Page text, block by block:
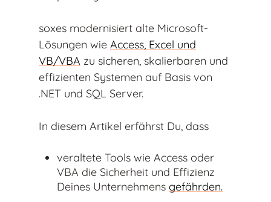
soxes modernisiert alte Microsoft-
Lösungen wie Access, Excel und
VB/VBA zu sicheren, skalierbaren und
effizienten Systemen auf Basis von
.NET und SQL Server.
In diesem Artikel erfährst Du, dass
veraltete Tools wie Access oder
VBA die Sicherheit und Effizienz
Deines Unternehmens gefährden.